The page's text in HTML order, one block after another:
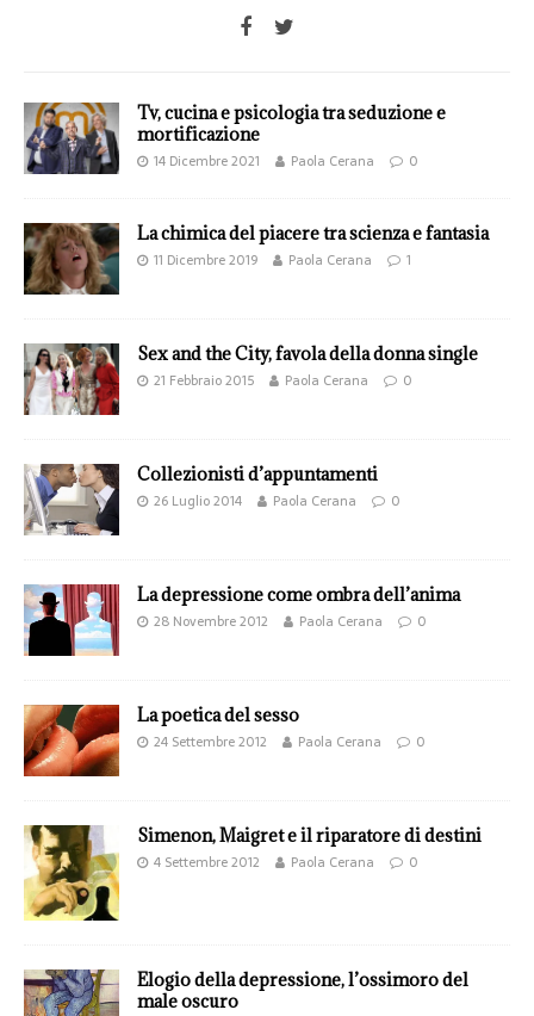
Tv, cucina e psicologia tra seduzione e
mortificazione
14 Dicembre 2021 Paola Cerana 0
La chimica del piacere tra scienza e fantasia
11 Dicembre 2019 Paola Cerana 1
Sex and the City, favola della donna single
21 Febbraio 2015 Paola Cerana 0
Collezionisti d’appuntamenti
26 Luglio 2014 Paola Cerana 0
La depressione come ombra dell’anima
28 Novembre 2012 Paola Cerana 0
La poetica del sesso
24 Settembre 2012 Paola Cerana 0
Simenon, Maigret e il riparatore di destini
4 Settembre 2012 Paola Cerana 0
Elogio della depressione, l’ossimoro del
male oscuro